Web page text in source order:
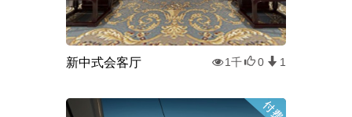
新中式会客厅 1千 0 1